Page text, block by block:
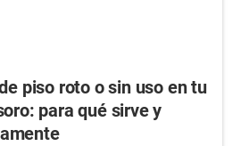
piso roto o sin uso en tu
para qué sirve y